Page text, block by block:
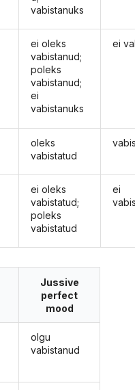
vabistanuks
ei oleks
vabistanud;
poleks
vabistanud;
ei
vabistanuks
oleks
vabistatud
ei oleks
vabistatud;
poleks
vabistatud
ei
ei
Jussive
perfect
mood
olgu
vabistanud